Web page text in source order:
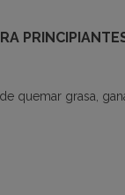
quemar grasa,